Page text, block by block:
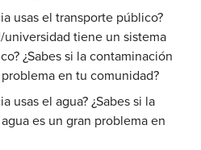
usas el transporte público?
universidad tiene un sistema
¿Sabes si la contaminación
en tu comunidad?
usas el agua? ¿Sabes si la
es un gran problema en